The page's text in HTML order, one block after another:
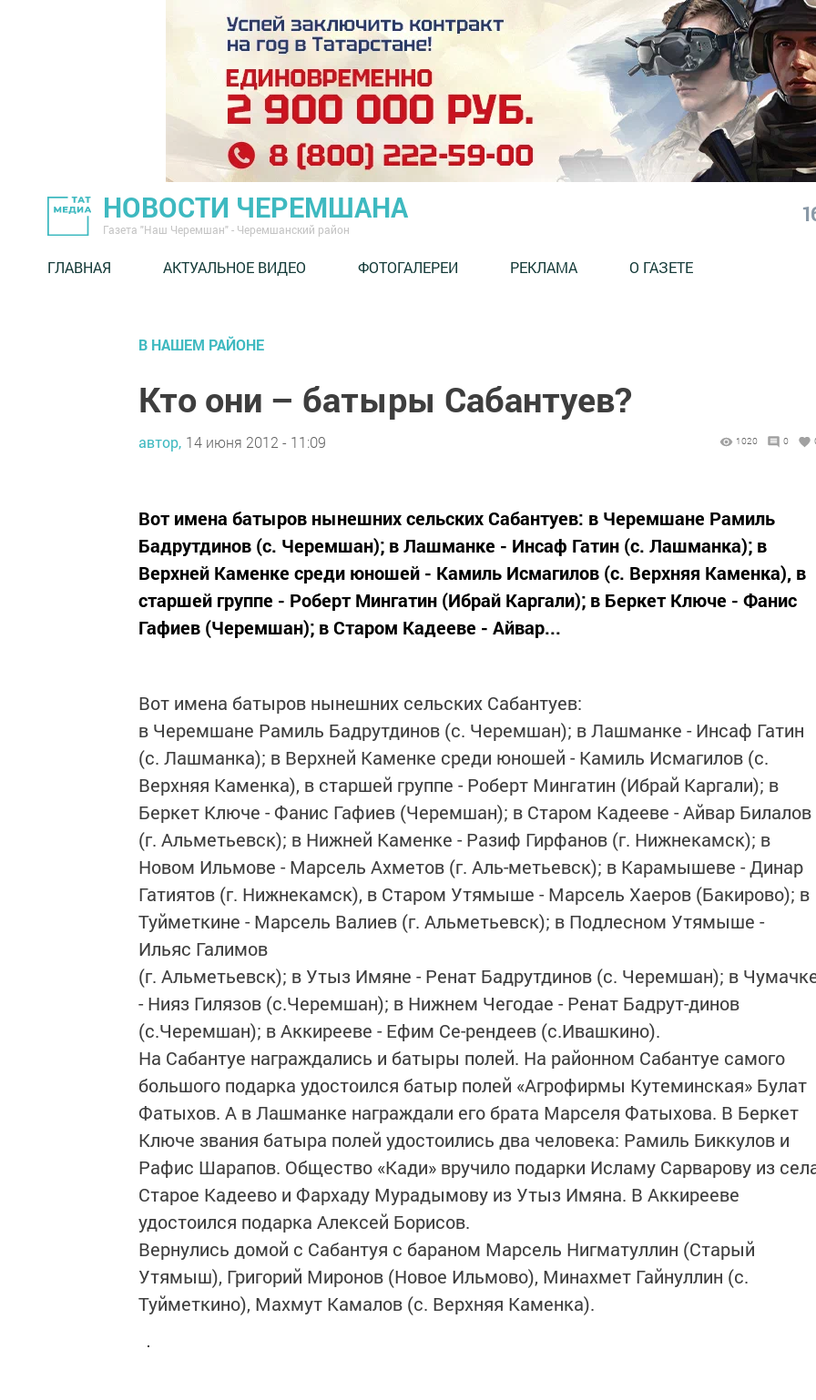
НОВОСТИ ЧЕРЕМШАНА
Газета "Наш Черемшан" - Черемшанский район
ГЛАВНАЯ АКТУАЛЬНОЕ ВИДЕО ФОТОГАЛЕРЕИ РЕКЛАМА О ГАЗЕТЕ
В НАШЕМ РАЙОНЕ
Кто они – батыры Сабантуев?
автор, 14 июня 2012 - 11:09 1020 0
Вот имена батыров нынешних сельских Сабантуев: в Черемшане Рамиль
Бадрутдинов (с. Черемшан); в Лашманке - Инсаф Гатин (с. Лашманка); в
Верхней Каменке среди юношей - Камиль Исмагилов (с. Верхняя Каменка), в
старшей группе - Роберт Мингатин (Ибрай Каргали); в Беркет Ключе - Фанис
Гафиев (Черемшан); в Старом Кадееве - Айвар...
Вот имена батыров нынешних сельских Сабантуев:
в Черемшане Рамиль Бадрутдинов (с. Черемшан); в Лашманке - Инсаф Гатин
(с. Лашманка); в Верхней Каменке среди юношей - Камиль Исмагилов (с.
Верхняя Каменка), в старшей группе - Роберт Мингатин (Ибрай Каргали); в
Беркет Ключе - Фанис Гафиев (Черемшан); в Старом Кадееве - Айвар Билалов
(г. Альметьевск); в Нижней Каменке - Разиф Гирфанов (г. Нижнекамск); в
Новом Ильмове - Марсель Ахметов (г. Аль-метьевск); в Карамышеве - Динар
Гатиятов (г. Нижнекамск), в Старом Утямыше - Марсель Хаеров (Бакирово); в
Туйметкине - Марсель Валиев (г. Альметьевск); в Подлесном Утямыше -
Ильяс Галимов
(г. Альметьевск); в Утыз Имяне - Ренат Бадрутдинов (с. Черемшан); в
- Нияз Гилязов (с.Черемшан); в Нижнем Чегодае - Ренат Бадрут-динов
(с.Черемшан); в Аккирееве - Ефим Се-рендеев (с.Ивашкино).
На Сабантуе награждались и батыры полей. На районном Сабантуе самого
большого подарка удостоился батыр полей «Агрофирмы Кутеминская» Булат
Фатыхов. А в Лашманке награждали его брата Марселя Фатыхова. В Беркет
Ключе звания батыра полей удостоились два человека: Рамиль Биккулов и
Рафис Шарапов. Общество «Кади» вручило подарки Исламу Сарварову из
Старое Кадеево и Фархаду Мурадымову из Утыз Имяна. В Аккирееве
удостоился подарка Алексей Борисов.
Вернулись домой с Сабантуя с бараном Марсель Нигматуллин (Старый
Утямыш), Григорий Миронов (Новое Ильмово), Минахмет Гайнуллин (с.
Туйметкино), Махмут Камалов (с. Верхняя Каменка).